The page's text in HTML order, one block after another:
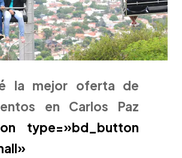
la mejor oferta de
en Carlos Paz
type=»bd_button